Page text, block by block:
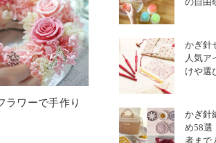
ラワーで手作り
かぎ針
人気ア
けや選
かぎ針
め58選
者まで